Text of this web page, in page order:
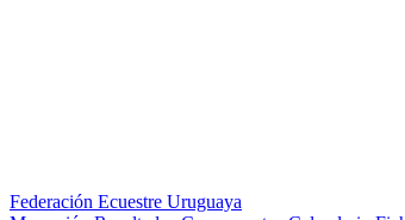
Federación Ecuestre Uruguaya